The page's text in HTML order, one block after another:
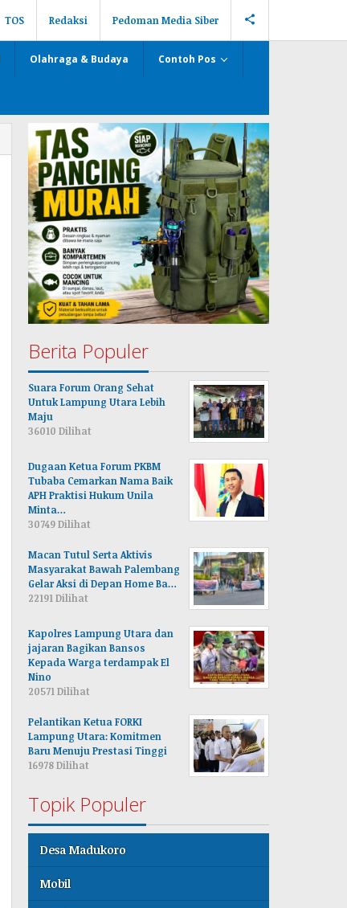
TOS Redaksi Pedoman Media Siber
Olahraga & Budaya Contoh Pos
Berita Populer
Suara Forum Orang Sehat
Untuk Lampung Utara Lebih
Maju
36010 Dilihat
Dugaan Ketua Forum PKBM
Tubaba Cemarkan Nama Baik
APH Praktisi Hukum Unila
Minta…
30749 Dilihat
Macan Tutul Serta Aktivis
Masyarakat Bawah Palembang
Gelar Aksi di Depan Home Ba…
22191 Dilihat
Kapolres Lampung Utara dan
jajaran Bagikan Bansos
Kepada Warga terdampak El
Nino
20571 Dilihat
Pelantikan Ketua FORKI
Lampung Utara: Komitmen
Baru Menuju Prestasi Tinggi
16978 Dilihat
Topik Populer
Desa Madukoro
Mobil